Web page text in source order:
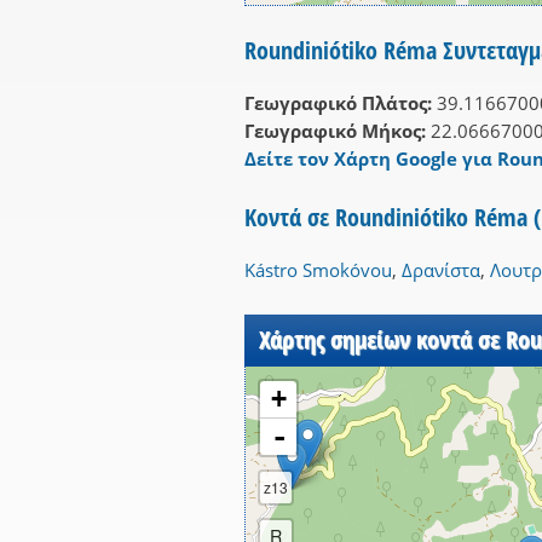
Roundiniótiko Réma
Γεωγραφικό Πλάτος:
Γεωγραφικό Μήκος:
Δείτε τον Χάρτη Google για
Κοντά σε Roundiniótiko Réma
Kástro Smokóvou, Δρανίστα,
Χάρτης σημείων κοντά σε
+
-
z13
R